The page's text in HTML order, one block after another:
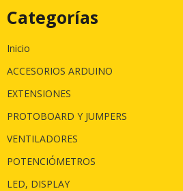
Categorías
Inicio
ACCESORIOS ARDUINO
EXTENSIONES
PROTOBOARD Y JUMPERS
VENTILADORES
POTENCIÓMETROS
LED, DISPLAY